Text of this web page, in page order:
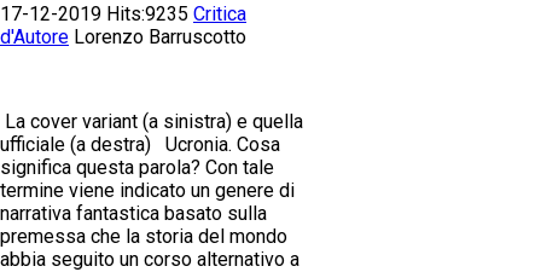
17-12-2019 Hits:9235 Critica
d'Autore Lorenzo Barruscotto
La cover variant (a sinistra) e quella
ufficiale (a destra) Ucronia. Cosa
significa questa parola? Con tale
termine viene indicato un genere di
narrativa fantastica basato sulla
premessa che la storia del mondo
abbia seguito un corso alternativo a